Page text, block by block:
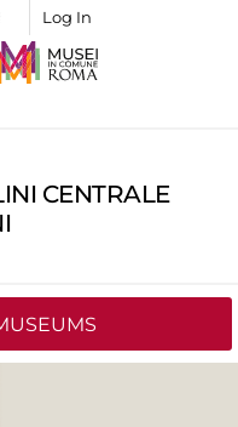
Log In
CENTRALE